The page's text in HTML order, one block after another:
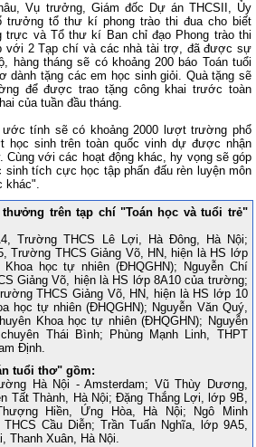
Vụ trưởng, Giám đốc Dự án THCSII, Ủy
trưởng tổ thư kí phong trào thi đua cho biết
trực và Tổ thư kí Ban chỉ đạo Phong trào thi
với 2 Tạp chí và các nhà tài trợ, đã được sự
hàng tháng sẽ có khoảng 200 báo Toán tuổi
dành tặng các em học sinh giỏi. Quà tặng sẽ
để được trao tặng công khai trước toàn
của tuần đầu tháng.
ước tính sẽ có khoảng 2000 lượt trường phổ
học sinh trên toàn quốc vinh dự được nhận
Cùng với các hoạt động khác, hy vọng sẽ góp
sinh tích cực học tập phấn đấu rèn luyện môn
khác".
trên tạp chí "Toán học và tuổi trẻ"
Trường THCS Lê Lợi, Hà Đông, Hà Nội;
Trường THCS Giảng Võ, HN, hiện là HS lớp
học tự nhiên (ĐHQGHN); Nguyễn Chí
Giảng Võ, hiện là HS lớp 8A10 của trường;
THCS Giảng Võ, HN, hiện là HS lớp 10
học tự nhiên (ĐHQGHN); Nguyễn Văn Quý,
Khoa học tự nhiên (ĐHQGHN); Nguyễn
Thái Bình; Phùng Mạnh Linh, THPT
Định.
tuổi thơ" gồm:
Hà Nội - Amsterdam; Vũ Thùy Dương,
Tất Thành, Hà Nội; Đặng Thắng Lợi, lớp 9B,
Hiền, Ứng Hòa, Hà Nội; Ngô Minh
Cầu Diễn; Trần Tuấn Nghĩa, lớp 9A5,
Thanh Xuân, Hà Nội.